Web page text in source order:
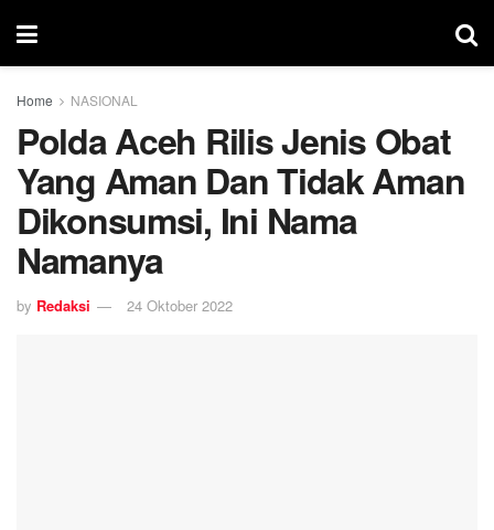
Home NASIONAL
Polda Aceh Rilis Jenis Obat
Yang Aman Dan Tidak Aman
Dikonsumsi, Ini Nama
Namanya
by Redaksi 24 Oktober 2022